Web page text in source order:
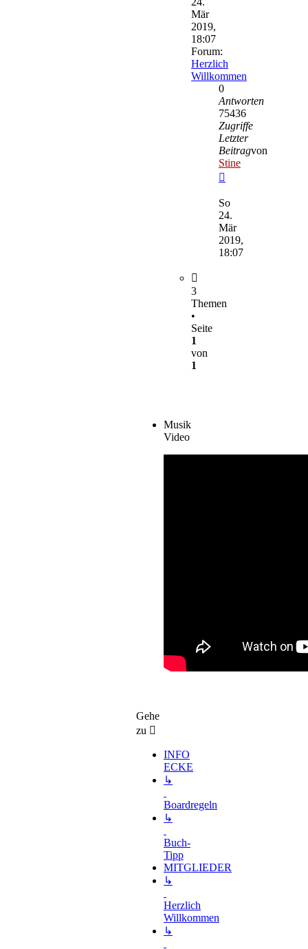
Mär
2019,
18:07
Forum:
Herzlich
Willkommen
0
Antworten
75436
Zugriffe
Letzter
Beitragvon
Stine
Beitrag
So
24.
Mär
2019,
18:07
3
Themen
•
Seite
1
von
1
Musik
Video
Gehe
zu
INFO
ECKE
↳
Boardregeln
↳
Buch-
Tipp
MITGLIEDER
↳
Herzlich
Willkommen
↳